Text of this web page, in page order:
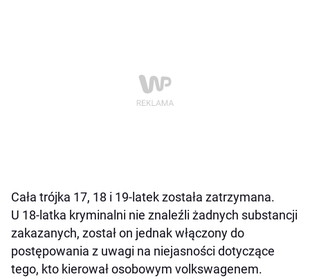
Cała trójka 17, 18 i 19-latek została zatrzymana.
U 18-latka kryminalni nie znaleźli żadnych substancji
zakazanych, został on jednak włączony do
postępowania z uwagi na niejasności dotyczące
tego, kto kierował osobowym volkswagenem.